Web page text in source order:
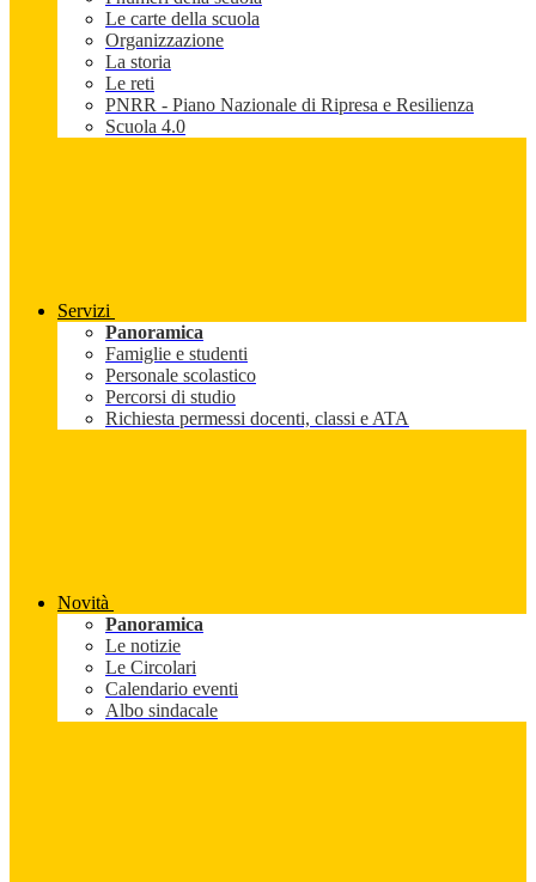
Le carte della scuola
Organizzazione
La storia
Le reti
PNRR - Piano Nazionale di Ripresa e Resilienza
Scuola 4.0
Servizi
Panoramica
Famiglie e studenti
Personale scolastico
Percorsi di studio
Richiesta permessi docenti, classi e ATA
Novità
Panoramica
Le notizie
Le Circolari
Calendario eventi
Albo sindacale